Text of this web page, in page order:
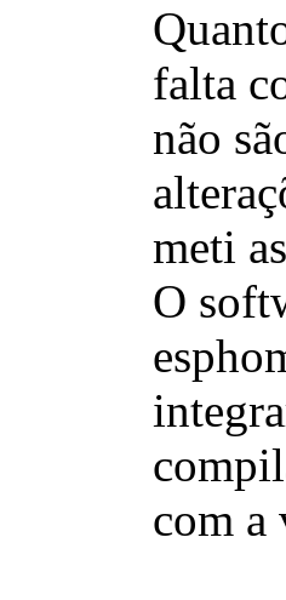
falta
não
meti
O
com a